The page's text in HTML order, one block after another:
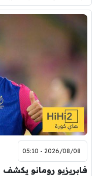
2026/08/08 - 05:10
فابريزيو رومانو